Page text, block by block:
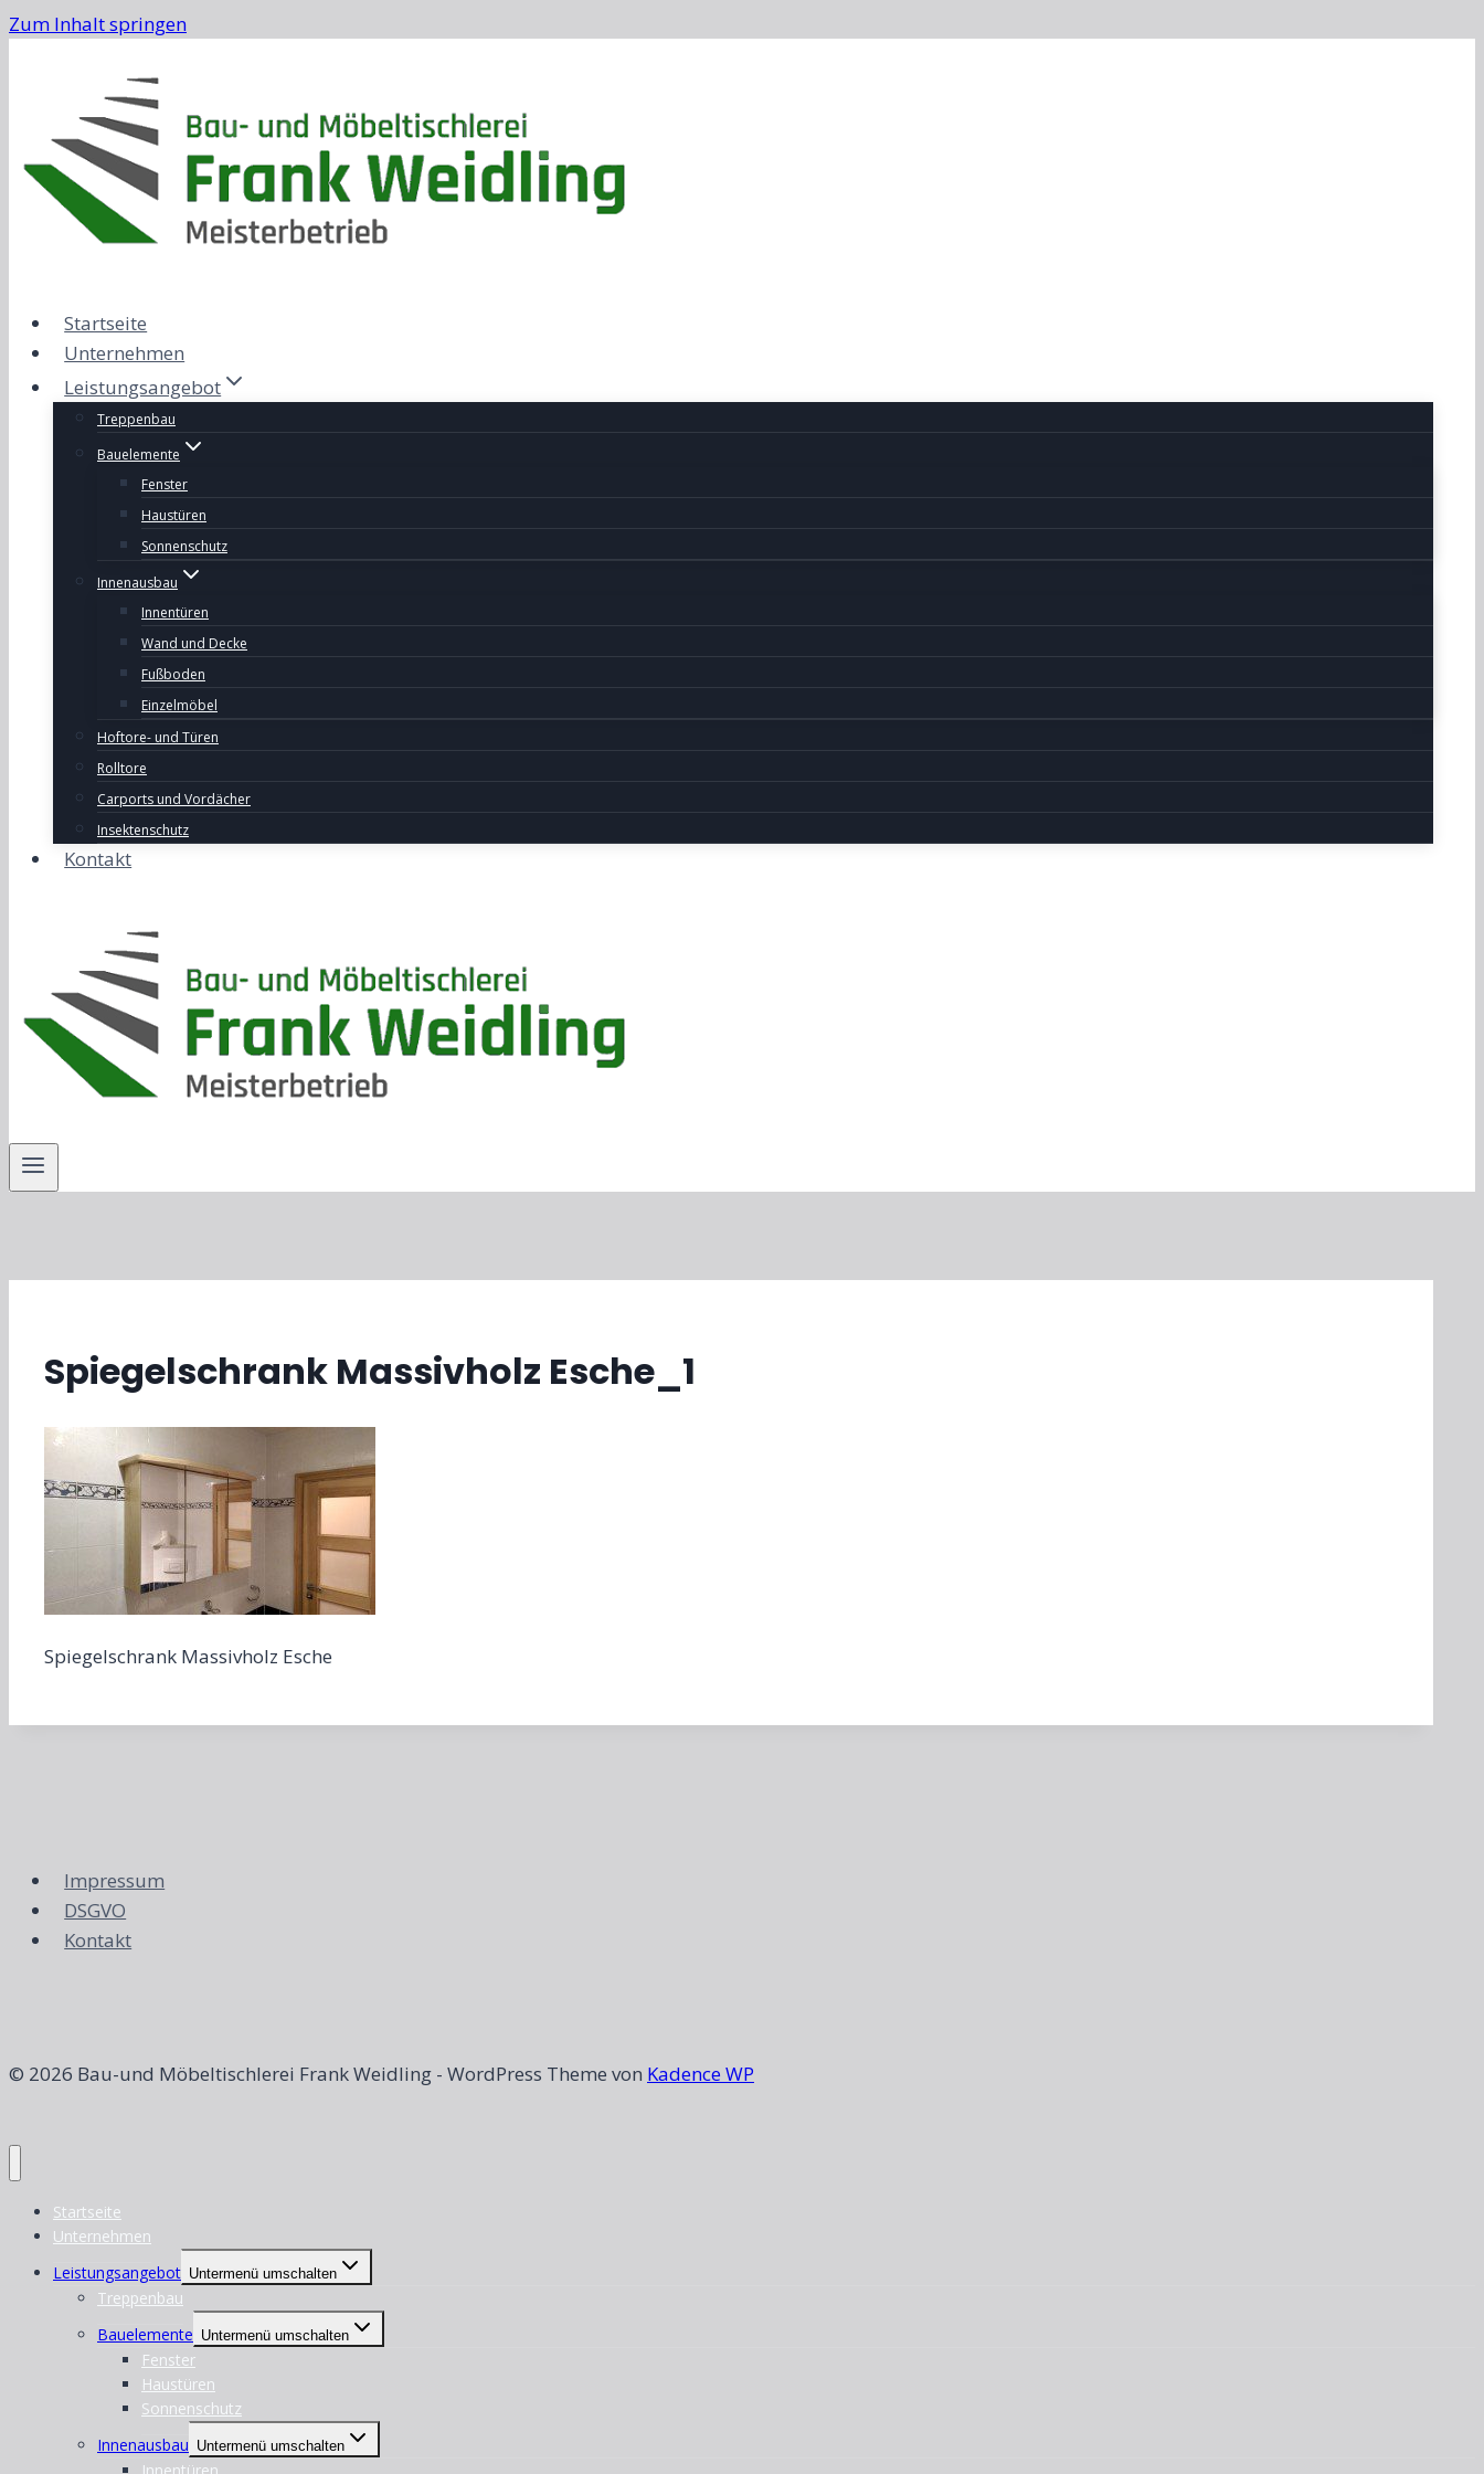
Zum Inhalt springen
Startseite
Unternehmen
Leistungsangebot
Treppenbau
Bauelemente
Fenster
Haustüren
Sonnenschutz
Innenausbau
Innentüren
Wand und Decke
Fußboden
Einzelmöbel
Hoftore- und Türen
Rolltore
Carports und Vordächer
Insektenschutz
Kontakt
Spiegelschrank Massivholz Esche_1
Spiegelschrank Massivholz Esche
Impressum
DSGVO
Kontakt
© 2026 Bau-und Möbeltischlerei Frank Weidling - WordPress Theme von Kadence WP
Startseite
Unternehmen
Leistungsangebot Untermenü umschalten
Treppenbau
Bauelemente Untermenü umschalten
Fenster
Haustüren
Sonnenschutz
Innenausbau Untermenü umschalten
Innentüren